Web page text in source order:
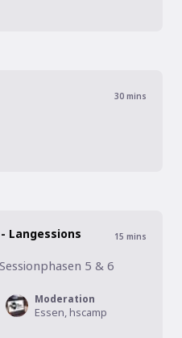
30 mins
- Langessions 15 mins
5 & 6
Moderation
Essen, hscamp